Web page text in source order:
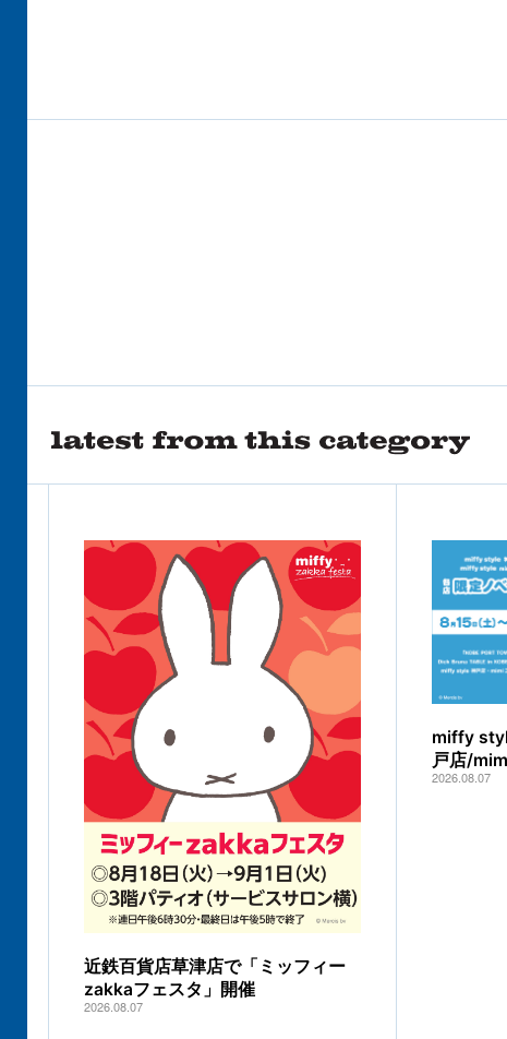
近鉄百貨店草津店で「ミッフィー
zakkaフェスタ」開催
2026.08.07
miffy
戸店/
2026.08.07